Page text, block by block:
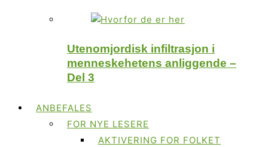
Utenomjordisk infiltrasjon i
menneskehetens anliggende –
Del 3
ANBEFALES
FOR NYE LESERE
AKTIVERING FOR FOLKET